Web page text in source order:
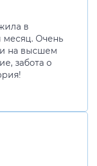
в
месяц. Очень
на высшем
забота о